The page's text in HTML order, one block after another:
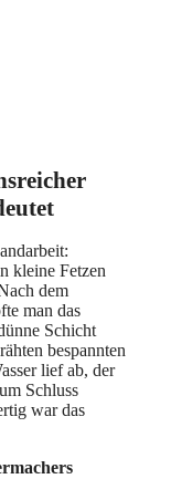
kleine Fetzen
dem
man das
Schicht
bespannten
lief ab, der
Schluss
war das